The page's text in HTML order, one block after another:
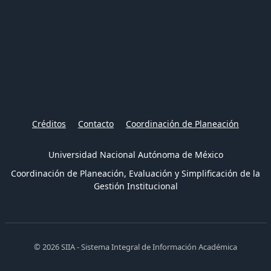
Créditos Contacto Coordinación de Planeación
Universidad Nacional Autónoma de México
Coordinación de Planeación, Evaluación y Simplificación de la
Gestión Institucional
© 2026 SIIA - Sistema Integral de Información Académica